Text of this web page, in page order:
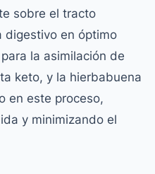
sobre el tracto
digestivo en óptimo
la asimilación de
keto, y la hierbabuena
en este proceso,
y minimizando el